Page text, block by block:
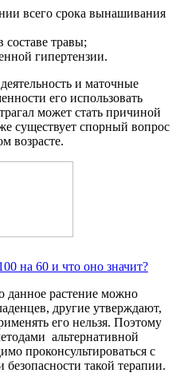
всего срока вынашивания
травы;
гипертензии.
и маточные
его использовать
может стать причиной
существует спорный вопрос
возрасте.
на 60 и что оно значит?
данное растение можно
другие утверждают,
его нельзя. Поэтому
альтернативной
проконсультироваться с
безопасности такой терапии.